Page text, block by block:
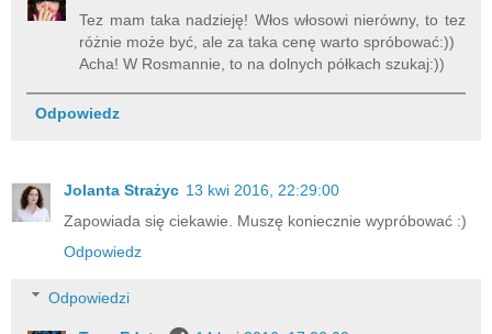
Tez mam taka nadzieję! Włos włosowi nierówny, to tez
różnie może być, ale za taka cenę warto spróbować:))
Acha! W Rosmannie, to na dolnych półkach szukaj:))
Odpowiedz
Jolanta Strażyc 13 kwi 2016, 22:29:00
Zapowiada się ciekawie. Muszę koniecznie wypróbować :)
Odpowiedz
Odpowiedzi